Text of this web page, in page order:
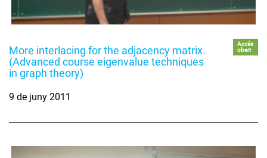
More interlacing for the adjacency matrix.
(Advanced course eigenvalue techniques
in graph theory)
Accés
obert
9 de juny 2011